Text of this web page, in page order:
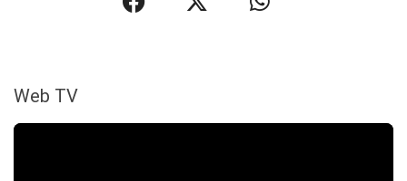
Web TV